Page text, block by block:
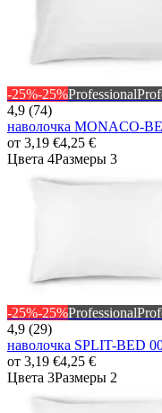
-25%-25%Professional
4,9 (74)
наволочка MONACO-
от 3,19 €4,25 €
Цвета 4Размеры 3
-25%-25%Professional
4,9 (29)
наволочка SPLIT-BED
от 3,19 €4,25 €
Цвета 3Размеры 2